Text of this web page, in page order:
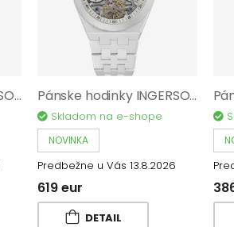
Pánske hodinky INGERSOLL The Springfield I15202 Pánske hodinky INGERSOLL The Brodway I15103
Skladom na e-shope
NOVINKA
Predbežne u Vás 13.8.2026
619 eur
DETAIL